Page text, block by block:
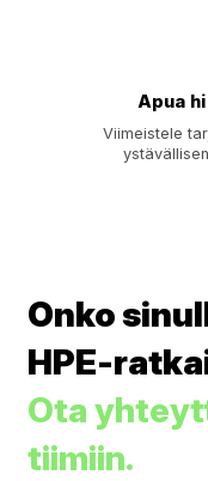
Apua
Viimeistele
Onko
HPE-
Ota
tiimiin.